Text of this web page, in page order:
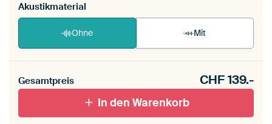
Akustikmaterial
Ohne Mit
Gesamtpreis CHF139.-
In den Warenkorb